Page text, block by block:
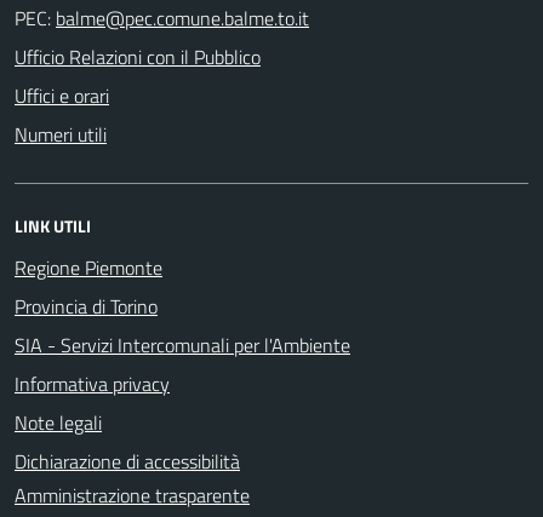
PEC:
Ufficio Relazioni con il Pubblico
Uffici e orari
Numeri utili
LINK UTILI
Regione Piemonte
Provincia di Torino
SIA - Servizi Intercomunali per l'Ambiente
Informativa privacy
Note legali
Dichiarazione di accessibilità
Amministrazione trasparente